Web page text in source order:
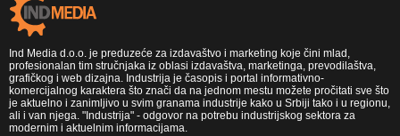
Ind Media d.o.o. je preduzeće za izdavaštvo i marketing koje čini mlad,
profesionalan tim stručnjaka iz oblasi izdavaštva, marketinga, prevodilaštva,
grafičkog i web dizajna. Industrija je časopis i portal informativno-
komercijalnog karaktera što znači da na jednom mestu možete pročitati sve što
je aktuelno i zanimljivo u svim granama industrije kako u Srbiji tako i u regionu,
ali i van njega. "Industrija" - odgovor na potrebu industrijskog sektora za
modernim i aktuelnim informacijama.